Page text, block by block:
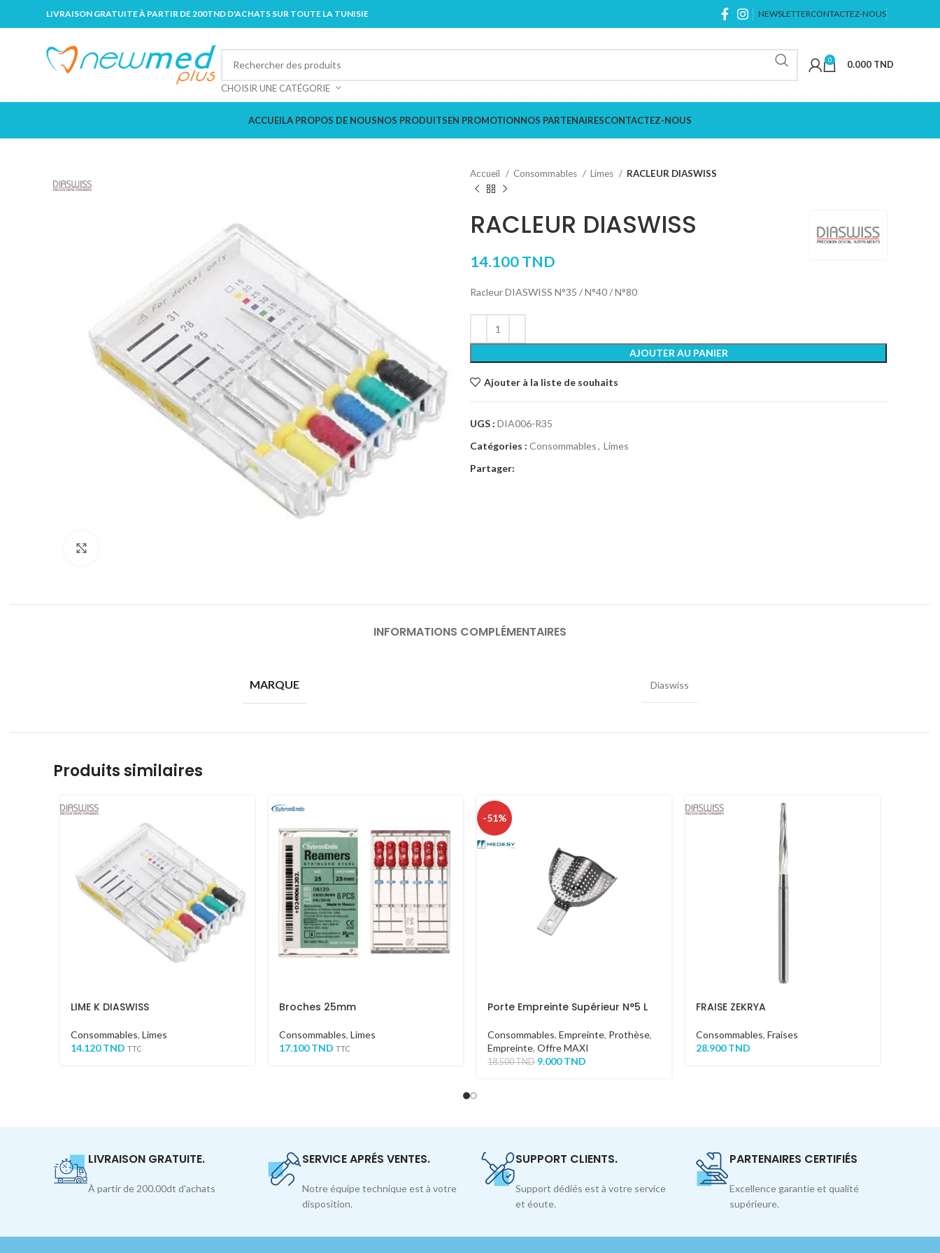
LIVRAISON GRATUITE À PARTIR DE 200TND D'ACHATS SUR TOUTE LA TUNISIE NEWSLETTERCONTACTEZ-NOUS
CHOISIR UNE CATÉGORIE
0 0.000 TND
ACCUEILA PROPOS DE NOUSNOS PRODUITSEN PROMOTIONNOS PARTENAIRESCONTACTEZ-NOUS
Accueil Consommables Limes RACLEUR DIASWISS
RACLEUR DIASWISS
14.100TND
Racleur DIASWISS N°35 / N°40 / N°80
AJOUTER AU PANIER
Ajouter à la liste de souhaits
UGS : DIA006-R35
Catégories : Consommables, Limes
Partager:
INFORMATIONS COMPLÉMENTAIRES
MARQUE Diaswiss
Produits similaires
LIME K DIASWISS
Consommables, Limes
14.120TND TTC
Broches 25mm
Consommables, Limes
17.100TND TTC
-51%
Porte Empreinte Supérieur N°5 L
Consommables, Empreinte, Prothèse,
Empreinte, Offre MAXI
18.500TND 9.000TND
FRAISE ZEKRYA
Consommables, Fraises
28.900TND
LIVRAISON GRATUITE.
À partir de 200.00dt d'achats
SERVICE APRÉS VENTES.
Notre équipe technique est à votre
disposition.
SUPPORT CLIENTS.
Support dédiés est à votre service
et éoute.
PARTENAIRES CERTIFIÉS
Excellence garantie et qualité
supérieure.